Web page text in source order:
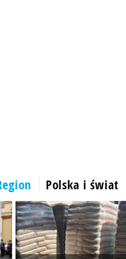
Polska i świat